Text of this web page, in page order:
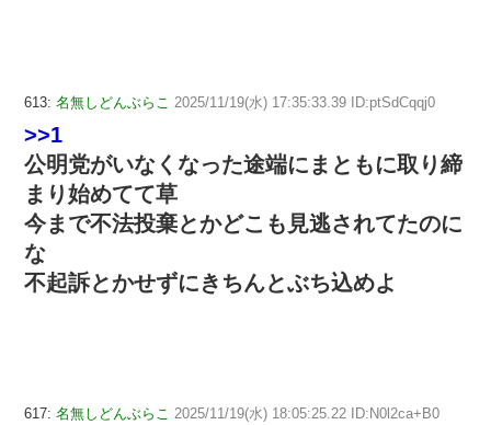
613: 名無しどんぶらこ 2025/11/19(水) 17:35:33.39 ID:ptSdCqqj0
>>1
公明党がいなくなった途端にまともに取り締
まり始めてて草
今まで不法投棄とかどこも見逃されてたのに
な
不起訴とかせずにきちんとぶち込めよ
617: 名無しどんぶらこ 2025/11/19(水) 18:05:25.22 ID:N0l2ca+B0